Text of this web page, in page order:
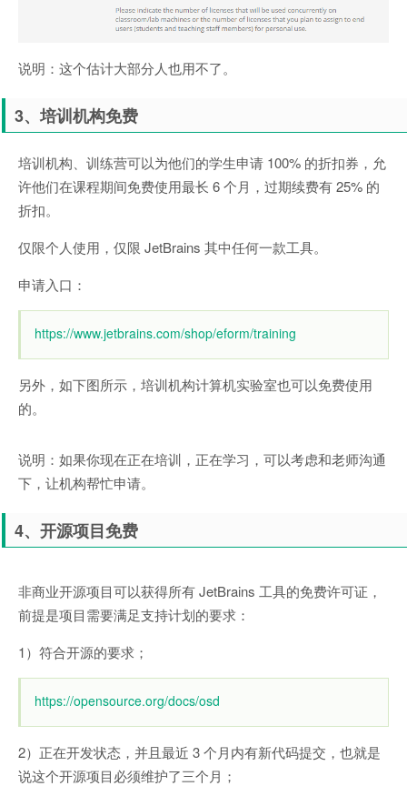
说明：这个估计大部分人也用不了。
3、培训机构免费
培训机构、训练营可以为他们的学生申请 100% 的折扣券，允
许他们在课程期间免费使用最长 6 个月，过期续费有 25% 的
折扣。
仅限个人使用，仅限 JetBrains 其中任何一款工具。
申请入口：
https://www.jetbrains.com/shop/eform/training
另外，如下图所示，培训机构计算机实验室也可以免费使用
的。
说明：如果你现在正在培训，正在学习，可以考虑和老师沟通
下，让机构帮忙申请。
4、开源项目免费
非商业开源项目可以获得所有 JetBrains 工具的免费许可证，
前提是项目需要满足支持计划的要求：
1）符合开源的要求；
https://opensource.org/docs/osd
2）正在开发状态，并且最近 3 个月内有新代码提交，也就是
说这个开源项目必须维护了三个月；